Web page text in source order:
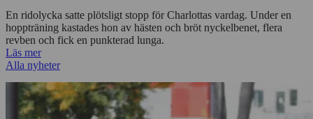
En ridolycka satte plötsligt stopp för Charlottas vardag. Under en
hoppträning kastades hon av hästen och bröt nyckelbenet, flera
revben och fick en punkterad lunga.
Läs mer
Alla nyheter